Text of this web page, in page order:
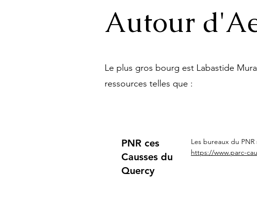
Autour
Le plus gros bourg est Labastide
ressources telles que :
PNR ces
Causses du
Quercy
Les bureaux du
https://www.parc-